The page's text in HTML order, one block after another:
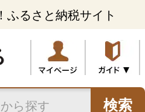
ふるさと納税サイト
検索